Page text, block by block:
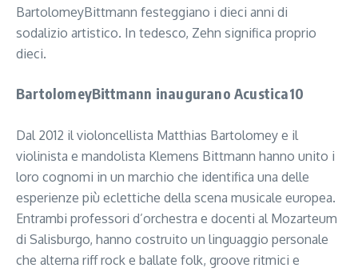
BartolomeyBittmann festeggiano i dieci anni di
sodalizio artistico. In tedesco, Zehn significa proprio
dieci.
BartolomeyBittmann inaugurano Acustica10
Dal 2012 il violoncellista Matthias Bartolomey e il
violinista e mandolista Klemens Bittmann hanno unito i
loro cognomi in un marchio che identifica una delle
esperienze più eclettiche della scena musicale europea.
Entrambi professori d’orchestra e docenti al Mozarteum
di Salisburgo, hanno costruito un linguaggio personale
che alterna riff rock e ballate folk, groove ritmici e